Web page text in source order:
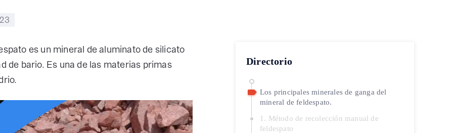
es un mineral de aluminato de silicato
de bario. Es una de las materias primas
Directorio
Los principales minerales de ganga del
mineral de feldespato.
1. Método de recolección manual de
feldespato